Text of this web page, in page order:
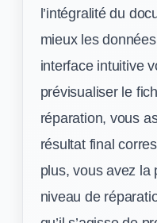
l’intégralité du
mieux les
interface intuitive
prévisualiser le
réparation, vous
résultat final
plus, vous avez la
niveau de